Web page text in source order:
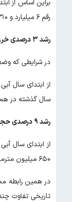
رقم ۶ میلیارد و ۳۱۰ میلیون متر مکعب بوده است.
رشد ۳ درصدی خروجی آب از سدها
در شرایطی که
سال گذشته در همین بازه زمانی هفت
رشد ۹ درصدی حجم آب موجود در سدها
۶۵۰ میلیون مترمکعب بوده است.
در همین رابطه
تاریخی تفاوت